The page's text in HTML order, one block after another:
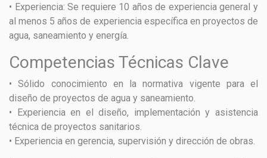
• Experiencia: Se requiere 10 años de experiencia general y
al menos 5 años de experiencia específica en proyectos de
agua, saneamiento y energía.
Competencias Técnicas Clave
• Sólido conocimiento en la normativa vigente para el
diseño de proyectos de agua y saneamiento.
• Experiencia en el diseño, implementación y asistencia
técnica de proyectos sanitarios.
• Experiencia en gerencia, supervisión y dirección de obras.